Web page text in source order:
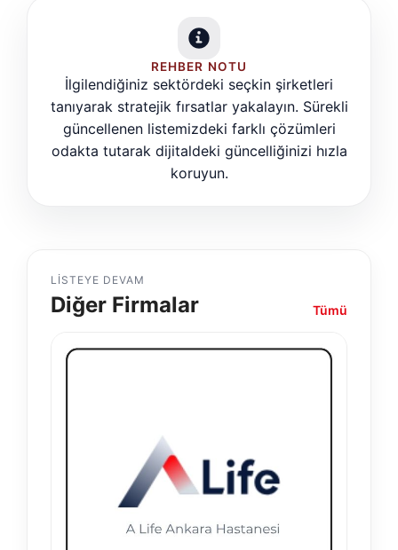
REHBER NOTU
İlgilendiğiniz sektördeki seçkin şirketleri
tanıyarak stratejik fırsatlar yakalayın. Sürekli
güncellenen listemizdeki farklı çözümleri
odakta tutarak dijitaldeki güncelliğinizi hızla
koruyun.
LISTEYE DEVAM
Diğer Firmalar Tümü